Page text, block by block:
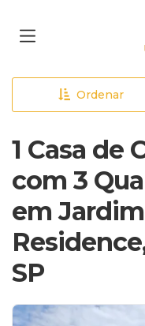
Ordenar
1 Casa de
com 3
em
SP